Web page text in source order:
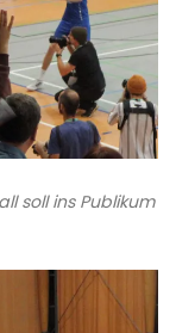
soll ins Publikum